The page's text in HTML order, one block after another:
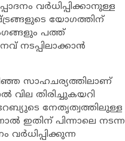
വര്‍ധിപ്പിക്കാനുള്ള
യോഗത്തിന്
പത്ത്
നടപ്പിലാക്കാന്‍
സാഹചര്യത്തിലാണ്
വില തിരിച്ചുകയറി
നേതൃത്വത്തിലുള്ള
ഇതിന് പിന്നാലെ നടന്ന